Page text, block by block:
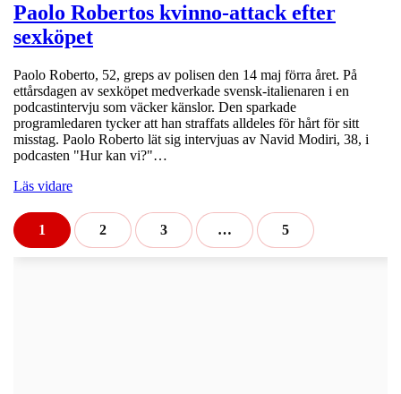
Paolo Robertos kvinno-attack efter
sexköpet
Paolo Roberto, 52, greps av polisen den 14 maj förra året. På
ettårsdagen av sexköpet medverkade svensk-italienaren i en
podcastintervju som väcker känslor. Den sparkade
programledaren tycker att han straffats alldeles för hårt för sitt
misstag. Paolo Roberto lät sig intervjuas av Navid Modiri, 38, i
podcasten "Hur kan vi?"…
Läs vidare
1 2 3 … 5